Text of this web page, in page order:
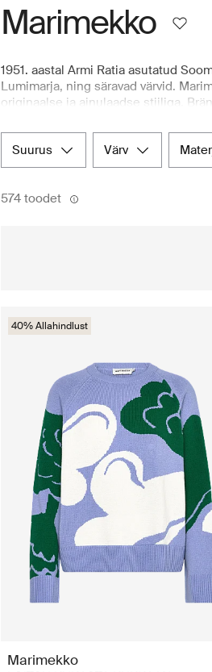
Marimekko
1951. aastal Armi Ratia asutatud
Lumimarja, ning säravad värvid.
originaalse ja ainulaadse stiiliga.
Stockholmis, Kopenhaagenis ja
brändi veelgi kõrgemale tasemele.
veebikaubamaja toob sinuni
suurus värv
574 toodet
40% Allahindlust
Marimekko